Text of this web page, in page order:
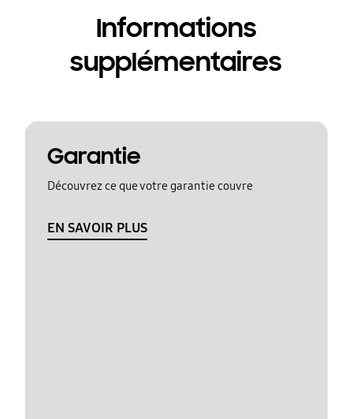
Informations
supplémentaires
Garantie
Découvrez ce que votre garantie couvre
EN SAVOIR PLUS